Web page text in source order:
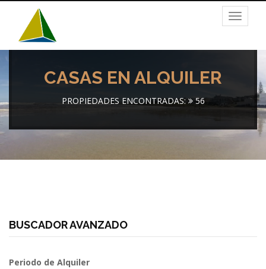
Toggle
CASAS EN ALQUILER
PROPIEDADES ENCONTRADAS: 56
BUSCADOR AVANZADO
Periodo de Alquiler